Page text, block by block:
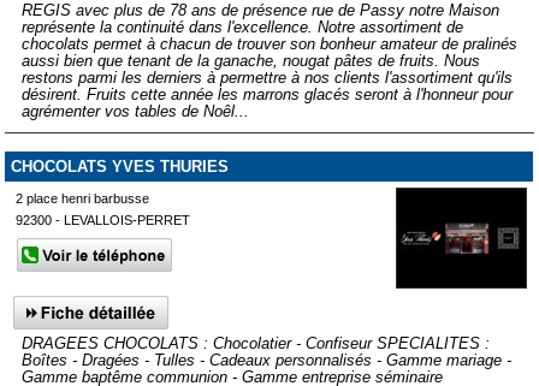
REGIS avec plus de 78 ans de présence rue de Passy notre Maison
représente la continuité dans l'excellence. Notre assortiment de
chocolats permet à chacun de trouver son bonheur amateur de pralinés
aussi bien que tenant de la ganache, nougat pâtes de fruits. Nous
restons parmi les derniers à permettre à nos clients l'assortiment qu'ils
désirent. Fruits cette année les marrons glacés seront à l'honneur pour
agrémenter vos tables de Noêl...
CHOCOLATS YVES THURIES
2 place henri barbusse
92300 - LEVALLOIS-PERRET
DRAGEES CHOCOLATS : Chocolatier - Confiseur SPECIALITES :
Boîtes - Dragées - Tulles - Cadeaux personnalisés - Gamme mariage -
Gamme baptême communion - Gamme entreprise séminaire